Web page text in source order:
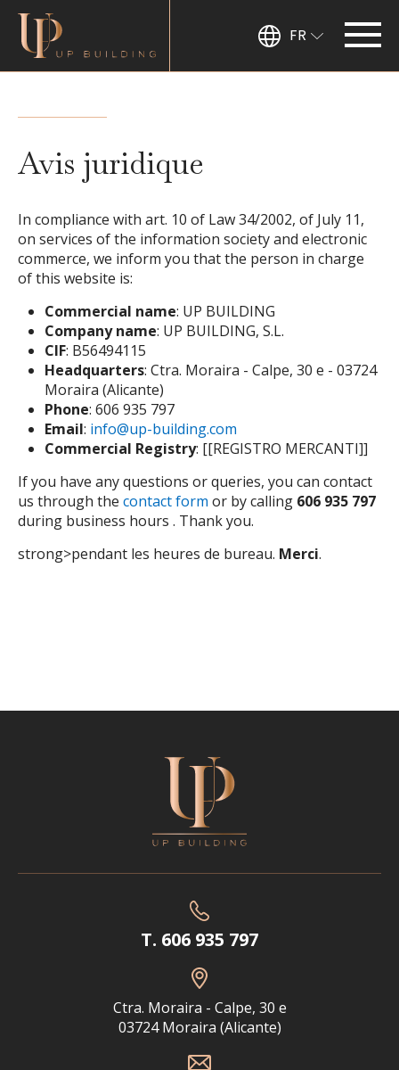
FR
Avis juridique
In compliance with art. 10 of Law 34/2002, of July 11,
on services of the information society and electronic
commerce, we inform you that the person in charge
of this website is:
Commercial name: UP BUILDING
Company name: UP BUILDING, S.L.
CIF: B56494115
Headquarters: Ctra. Moraira - Calpe, 30 e - 03724
Moraira (Alicante)
Phone: 606 935 797
Email: info@up-building.com
Commercial Registry: [[REGISTRO MERCANTI]]
If you have any questions or queries, you can contact
us through the contact form or by calling 606 935 797
during business hours . Thank you.
strong>pendant les heures de bureau. Merci.
T. 606 935 797
Ctra. Moraira - Calpe, 30 e
03724 Moraira (Alicante)